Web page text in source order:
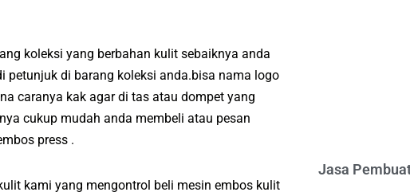
koleksi yang berbahan kulit sebaiknya anda
di barang koleksi anda.bisa nama logo
caranya kak agar di tas atau dompet yang
cukup mudah anda membeli atau pesan
press .
kami yang mengontrol beli mesin embos kulit
Jasa